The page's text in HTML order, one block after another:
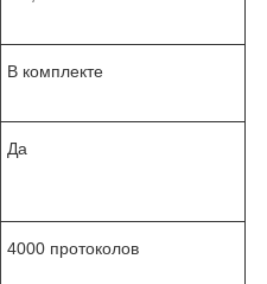
В комплекте
Да
4000 протоколов